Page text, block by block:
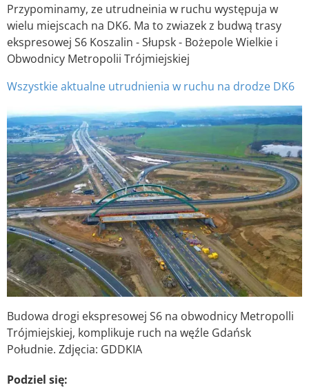
Przypominamy, ze utrudneinia w ruchu występuja w
wielu miejscach na DK6. Ma to zwiazek z budwą trasy
ekspresowej S6 Koszalin - Słupsk - Bożepole Wielkie i
Obwodnicy Metropolii Trójmiejskiej
Wszystkie aktualne utrudnienia w ruchu na drodze DK6
Budowa drogi ekspresowej S6 na obwodnicy Metropolli
Trójmiejskiej, komplikuje ruch na węźle Gdańsk
Południe. Zdjęcia: GDDKIA
Podziel się: